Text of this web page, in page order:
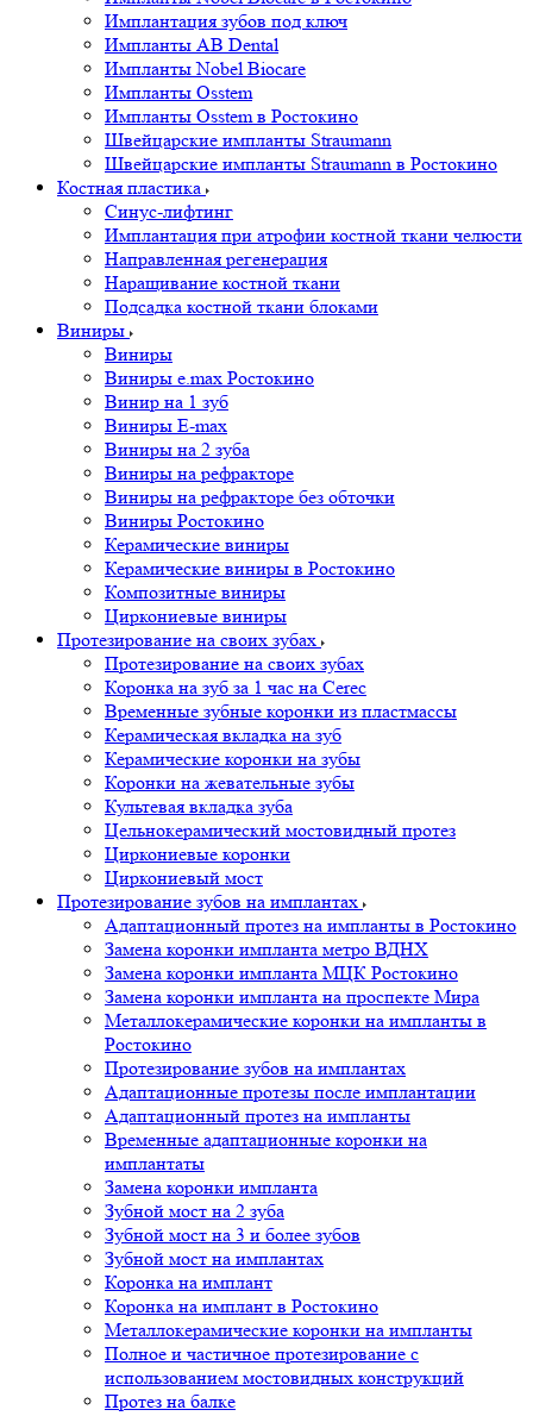
Имплантация зубов под ключ
Импланты AB Dental
Импланты Nobel Biocare
Импланты Osstem
Импланты Osstem в Ростокино
Швейцарские импланты Straumann
Швейцарские импланты Straumann в Ростокино
Костная пластика
Cинус-лифтинг
Имплантация при атрофии костной ткани челюсти
Направленная регенерация
Наращивание костной ткани
Подсадка костной ткани блоками
Виниры
Виниры
Виниры e.max Ростокино
Винир на 1 зуб
Виниры E-max
Виниры на 2 зуба
Виниры на рефракторе
Виниры на рефракторе без обточки
Виниры Ростокино
Керамические виниры
Керамические виниры в Ростокино
Композитные виниры
Циркониевые виниры
Протезирование на своих зубах
Протезирование на своих зубах
Коронка на зуб за 1 час на Cerec
Временные зубные коронки из пластмассы
Керамическая вкладка на зуб
Керамические коронки на зубы
Коронки на жевательные зубы
Культевая вкладка зуба
Цельнокерамический мостовидный протез
Циркониевые коронки
Циркониевый мост
Протезирование зубов на имплантах
Адаптационный протез на импланты в Ростокино
Замена коронки импланта метро ВДНХ
Замена коронки импланта МЦК Ростокино
Замена коронки импланта на проспекте Мира
Металлокерамические коронки на импланты в
Ростокино
Протезирование зубов на имплантах
Адаптационные протезы после имплантации
Адаптационный протез на импланты
Временные адаптационные коронки на
имплантаты
Замена коронки импланта
Зубной мост на 2 зуба
Зубной мост на 3 и более зубов
Зубной мост на имплантах
Коронка на имплант
Коронка на имплант в Ростокино
Металлокерамические коронки на импланты
Полное и частичное протезирование с
использованием мостовидных конструкций
Протез на балке